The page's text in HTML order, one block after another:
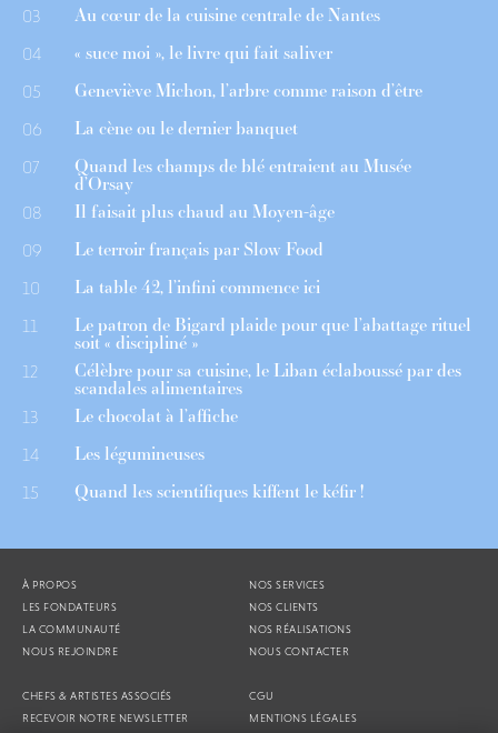
03 Au cœur de la cuisine centrale de Nantes
04 « suce moi », le livre qui fait saliver
05 Geneviève Michon, l’arbre comme raison d’être
06 La cène ou le dernier banquet
07 Quand les champs de blé entraient au Musée
d’Orsay
08 Il faisait plus chaud au Moyen-âge
09 Le terroir français par Slow Food
10 La table 42, l’infini commence ici
11 Le patron de Bigard plaide pour que l’abattage rituel
soit « discipliné »
12 Célèbre pour sa cuisine, le Liban éclaboussé par des
scandales alimentaires
13 Le chocolat à l’affiche
14 Les légumineuses
15 Quand les scientifiques kiffent le kéfir !
À PROPOS
LES FONDATEURS
LA COMMUNAUTÉ
NOUS REJOINDRE
NOS SERVICES
NOS CLIENTS
NOS RÉALISATIONS
NOUS CONTACTER
CHEFS & ARTISTES ASSOCIÉS
RECEVOIR NOTRE NEWSLETTER
CGU
MENTIONS LÉGALES